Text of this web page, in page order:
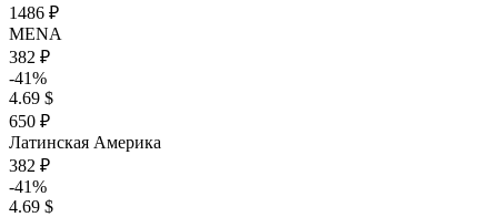
1486 ₽
MENA
382 ₽
-41%
4.69 $
650 ₽
Латинская Америка
382 ₽
-41%
4.69 $